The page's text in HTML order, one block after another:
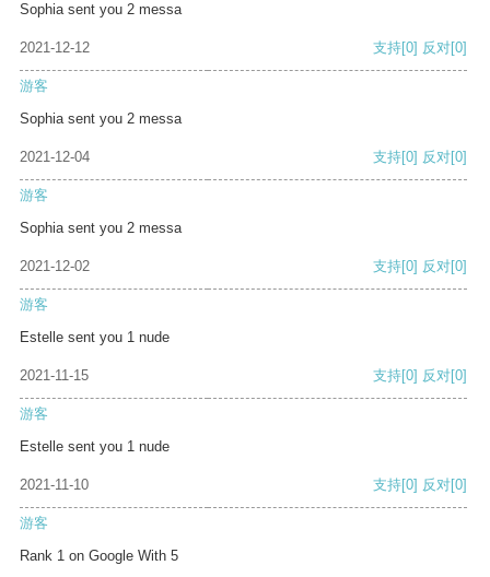
Sophia sent you 2 messa
2021-12-12 支持[0] 反对[0]
游客
Sophia sent you 2 messa
2021-12-04 支持[0] 反对[0]
游客
Sophia sent you 2 messa
2021-12-02 支持[0] 反对[0]
游客
Estelle sent you 1 nude
2021-11-15 支持[0] 反对[0]
游客
Estelle sent you 1 nude
2021-11-10 支持[0] 反对[0]
游客
Rank 1 on Google With 5